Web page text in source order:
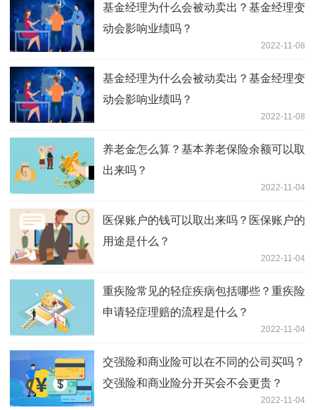
基金经理为什么会被动卖出？基金经理变
动会影响业绩吗？
2022-11-08
基金经理为什么会被动卖出？基金经理变
动会影响业绩吗？
2022-11-08
养老金怎么算？基本养老保险余额可以取
出来吗？
2022-11-04
医保账户的钱可以取出来吗？医保账户的
用途是什么？
2022-11-04
重疾险常见的轻症疾病包括哪些？重疾险
申请轻症理赔的流程是什么？
2022-11-04
交强险和商业险可以在不同的公司买吗？
交强险和商业险分开买会不会更贵？
2022-11-04